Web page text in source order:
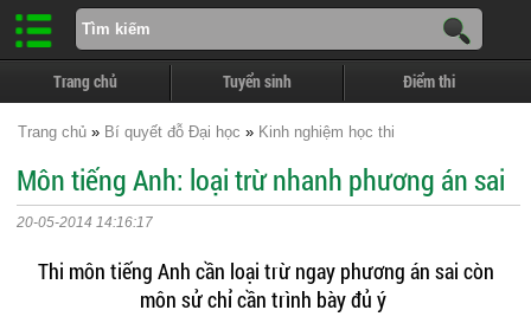
Trang chủ Tuyển sinh Điểm thi
Trang chủ » Bí quyết đỗ Đại học » Kinh nghiệm học thi
Môn tiếng Anh: loại trừ nhanh phương án sai
20-05-2014 14:16:17
Thi môn tiếng Anh cần loại trừ ngay phương án sai còn
môn sử chỉ cần trình bày đủ ý